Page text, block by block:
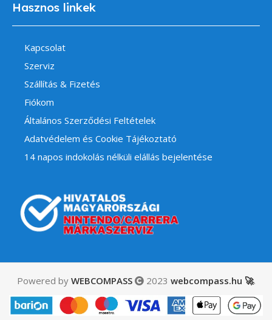
Hasznos linkek
Kapcsolat
Szerviz
Szállítás & Fizetés
Fiókom
Általános Szerződési Feltételek
Adatvédelem és Cookie Tájékoztató
14 napos indokolás nélküli elállás bejelentése
Powered by WEBCOMPASS 2023 webcompass.hu 🚀.